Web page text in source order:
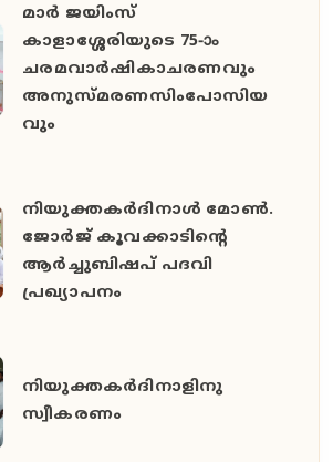
മാർ ജയിംസ്
കാളാശ്ശേരിയുടെ 75-ാം
ചരമവാർഷികാചരണവും
അനുസ്മരണസിംപോസിയ
വും
നിയുക്തകർദിനാൾ മോൺ.
ജോർജ് കൂവക്കാടിൻ്റെ
ആർച്ചുബിഷപ് പദവി
പ്രഖ്യാപനം
നിയുക്തകർദിനാളിനു
സ്വീകരണം